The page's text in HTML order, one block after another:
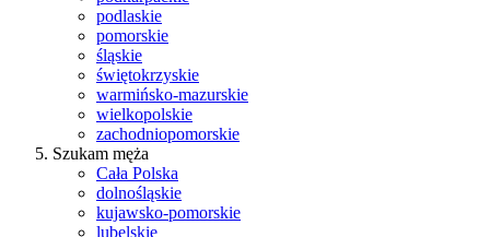
podlaskie
pomorskie
śląskie
świętokrzyskie
warmińsko-mazurskie
wielkopolskie
zachodniopomorskie
Szukam męża
Cała Polska
dolnośląskie
kujawsko-pomorskie
lubelskie